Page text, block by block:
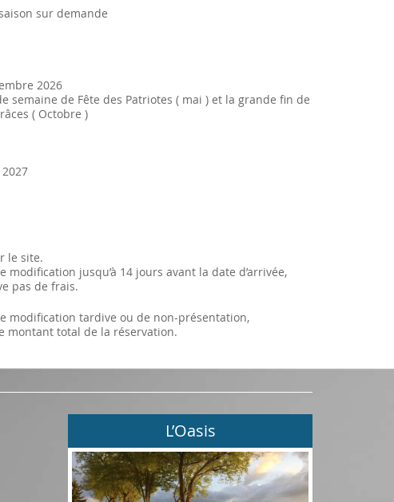
sur demande
2026
semaine de Fête des Patriotes ( mai ) et la grande fin de
( Octobre )
le site.
modification jusqu’à 14 jours avant la date d’arrivée,
pas de frais.
modification tardive ou de non-présentation,
montant total de la réservation.
L’Oasis